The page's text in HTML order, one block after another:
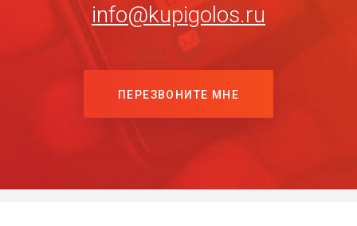
info@kupigolos.ru
ПЕРЕЗВОНИТЕ МНЕ